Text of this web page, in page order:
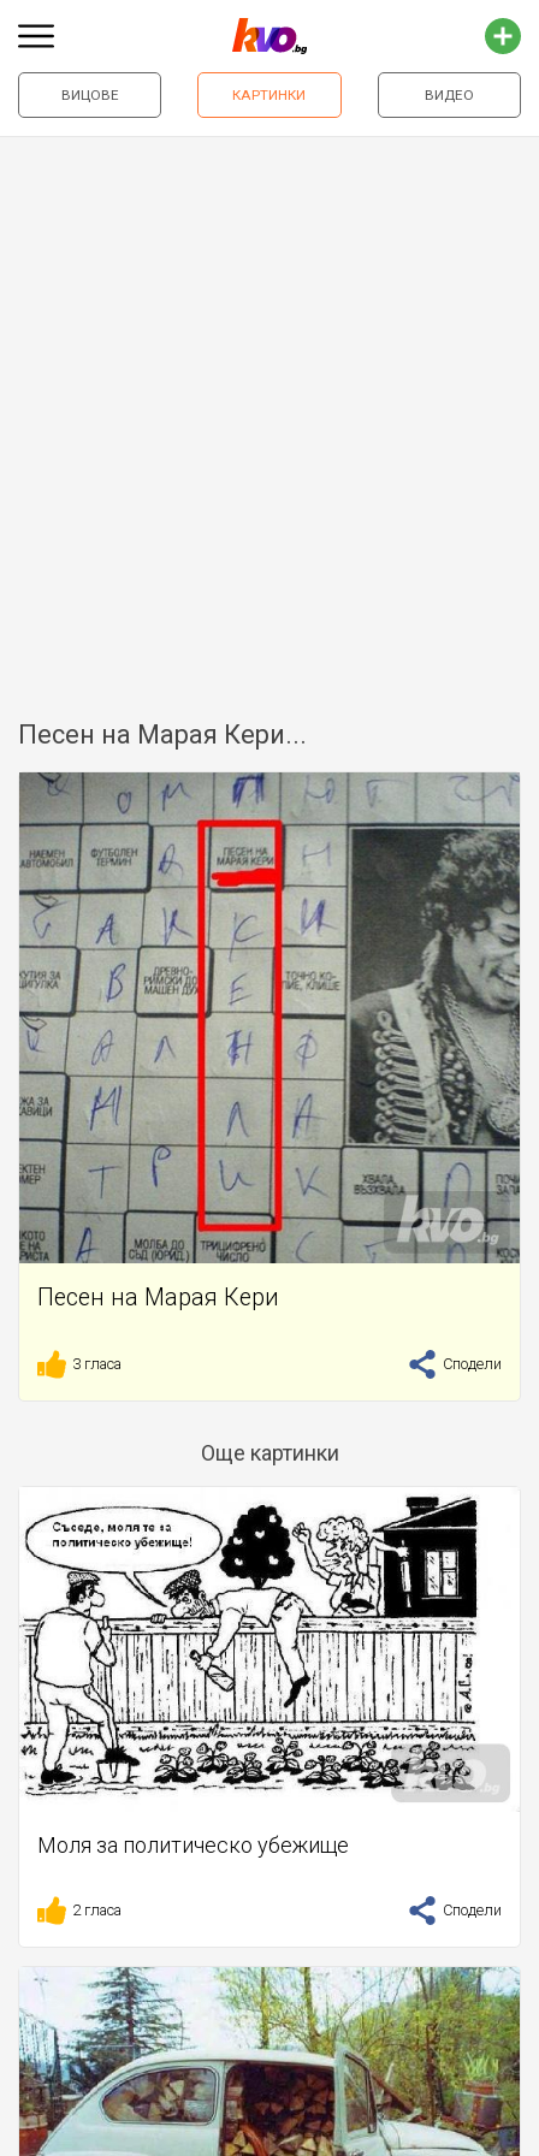
ВИЦОВЕ КАРТИНКИ ВИДЕО
Песен на Марая Кери...
Песен на Марая Кери
3 гласа Сподели
Още картинки
Моля за политическо убежище
2 гласа Сподели